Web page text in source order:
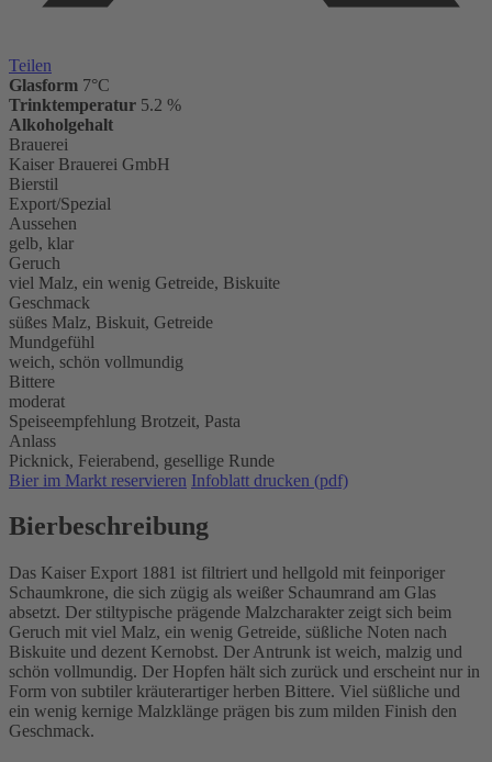
Teilen
Glasform 7°C
Trinktemperatur 5.2 %
Alkoholgehalt
Brauerei
Kaiser Brauerei GmbH
Bierstil
Export/Spezial
Aussehen
gelb, klar
Geruch
viel Malz, ein wenig Getreide, Biskuite
Geschmack
süßes Malz, Biskuit, Getreide
Mundgefühl
weich, schön vollmundig
Bittere
moderat
Speiseempfehlung Brotzeit, Pasta
Anlass
Picknick, Feierabend, gesellige Runde
Bier im Markt reservieren Infoblatt drucken (pdf)
Bierbeschreibung
Das Kaiser Export 1881 ist filtriert und hellgold mit feinporiger
Schaumkrone, die sich zügig als weißer Schaumrand am Glas
absetzt. Der stiltypische prägende Malzcharakter zeigt sich beim
Geruch mit viel Malz, ein wenig Getreide, süßliche Noten nach
Biskuite und dezent Kernobst. Der Antrunk ist weich, malzig und
schön vollmundig. Der Hopfen hält sich zurück und erscheint nur in
Form von subtiler kräuterartiger herben Bittere. Viel süßliche und
ein wenig kernige Malzklänge prägen bis zum milden Finish den
Geschmack.